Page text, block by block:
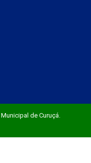
de Curuçá.